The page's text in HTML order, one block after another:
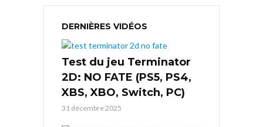
DERNIÈRES VIDÉOS
Test du jeu Terminator
2D: NO FATE (PS5, PS4,
XBS, XBO, Switch, PC)
31 décembre 2025